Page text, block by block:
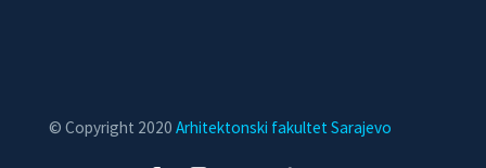
© Copyright 2020 Arhitektonski fakultet Sarajevo